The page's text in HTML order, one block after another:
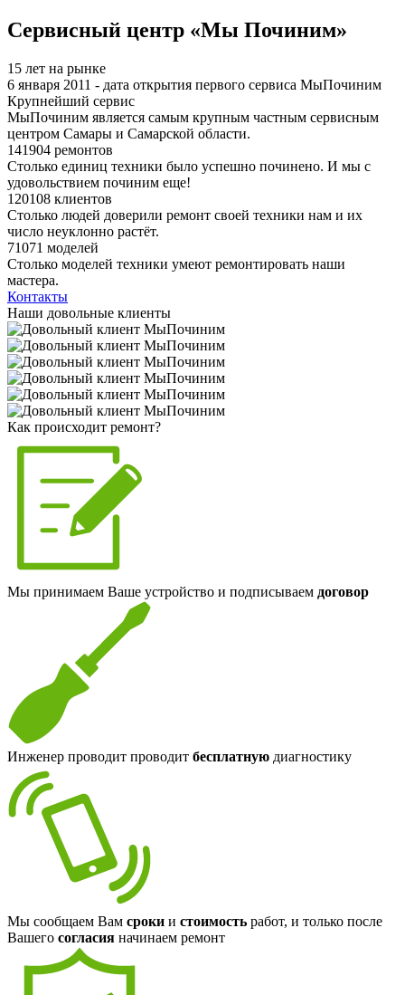
Сервисный центр «Мы Починим»
15 лет на рынке
6 января 2011 - дата открытия первого сервиса МыПочиним
Крупнейший сервис
МыПочиним является самым крупным частным сервисным
центром Самары и Самарской области.
141904 ремонтов
Столько единиц техники было успешно починено. И мы с
удовольствием починим еще!
120108 клиентов
Столько людей доверили ремонт своей техники нам и их
число неуклонно растёт.
71071 моделей
Столько моделей техники умеют ремонтировать наши
мастера.
Контакты
Наши довольные клиенты
Как происходит ремонт?
Мы принимаем Ваше устройство и подписываем договор
Инженер проводит проводит бесплатную диагностику
Мы сообщаем Вам сроки и стоимость работ, и только после
Вашего согласия начинаем ремонт